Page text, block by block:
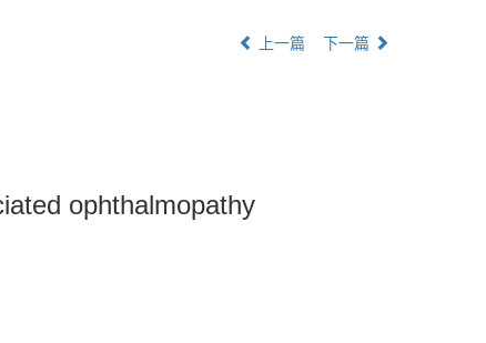
上一篇 下一篇
ophthalmopathy